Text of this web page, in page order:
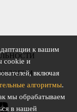
к вашим
cookie и
включая
алгоритмы.
мы обрабатываем
в нашей